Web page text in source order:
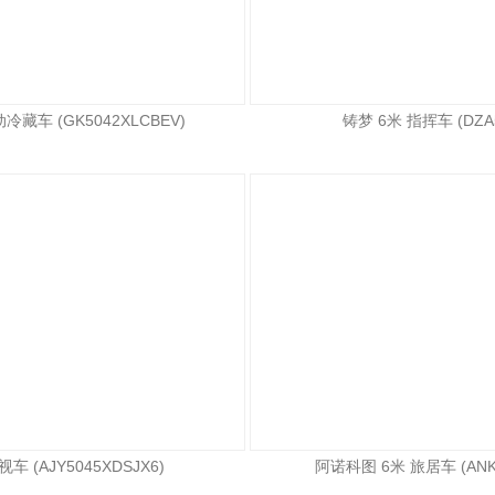
冷藏车 (GK5042XLCBEV) 铸梦 6米 指挥车
车 (AJY5045XDSJX6) 阿诺科图 6米 旅居车